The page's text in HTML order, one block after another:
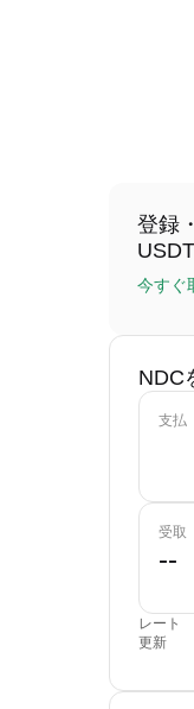
登録
今すぐ
NDC
支払
受取
レート
更新